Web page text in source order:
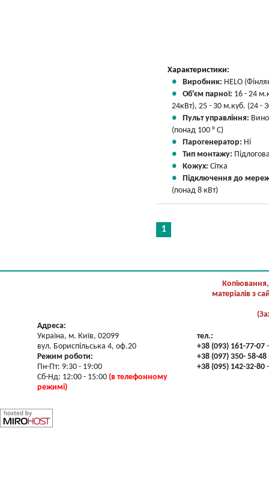
Характеристики:
Виробник: HELO
Об'єм парної: 16 - 24
24кВт), 25 - 30 м.куб. (24 -
Пульт управління:
(понад 100 ° С)
Парогенератор: Ні
Тип монтажу:
Кожух: Сітка
Підключення до
(понад 8 кВт)
1
матеріалів з
Адреса:
Україна, м. Київ, 02099
вул. Бориспільська 4, оф.20
Режим роботи:
Пн-Пт: 9:30 - 19:00
Сб-Нд: 12:00 - 15:00 (в телефонному
режимі)
тел.:
+38 (093) 161-77-07
+38 (097) 350- 58-48
+38 (095) 142-32-80